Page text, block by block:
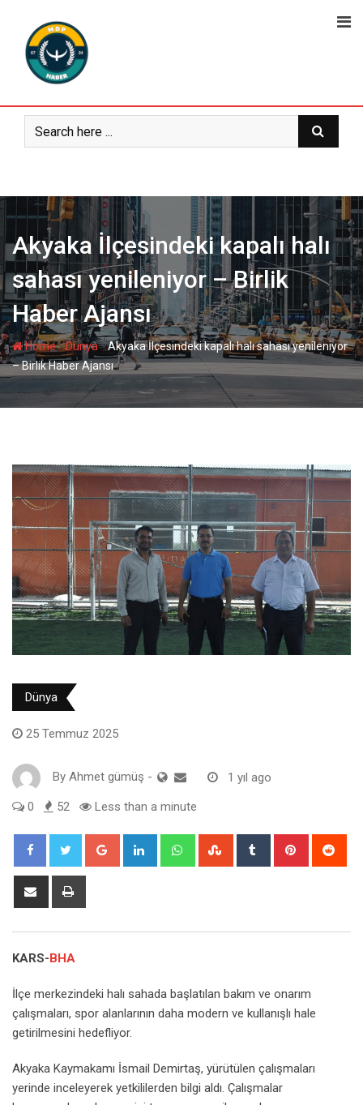
content
Akyaka İlçesindeki kapalı halı
sahası yenileniyor – Birlik
Haber Ajansı
Home-Dünya-Akyaka İlçesindeki kapalı halı sahası yenileniyor
– Birlik Haber Ajansı
Dünya
25 Temmuz 2025
By Ahmet gümüş - 1 yıl ago
0 52 Less than a minute
Google+ LinkedIn WhatsappStumbleUpon
Tumblr Pinterest
Share
KARS-BHA
İlçe merkezindeki halı sahada başlatılan bakım ve onarım
çalışmaları, spor alanlarının daha modern ve kullanışlı hale
getirilmesini hedefliyor.
Akyaka Kaymakamı İsmail Demirtaş, yürütülen çalışmaları
yerinde inceleyerek yetkililerden bilgi aldı. Çalışmalar